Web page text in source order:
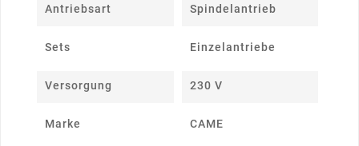
Antriebsart Spindelantrieb
Sets Einzelantriebe
Versorgung 230 V
Marke CAME